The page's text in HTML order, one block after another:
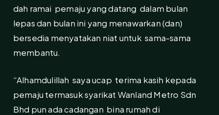
dah ramai pemaju yang datang dalam bulan
lepas dan bulan ini yang menawarkan (dan)
bersedia menyatakan niat untuk sama-sama
membantu.
“Alhamdulillah saya ucap terima kasih kepada
pemaju termasuk syarikat Wanland Metro Sdn
Bhd pun ada cadangan bina rumah di